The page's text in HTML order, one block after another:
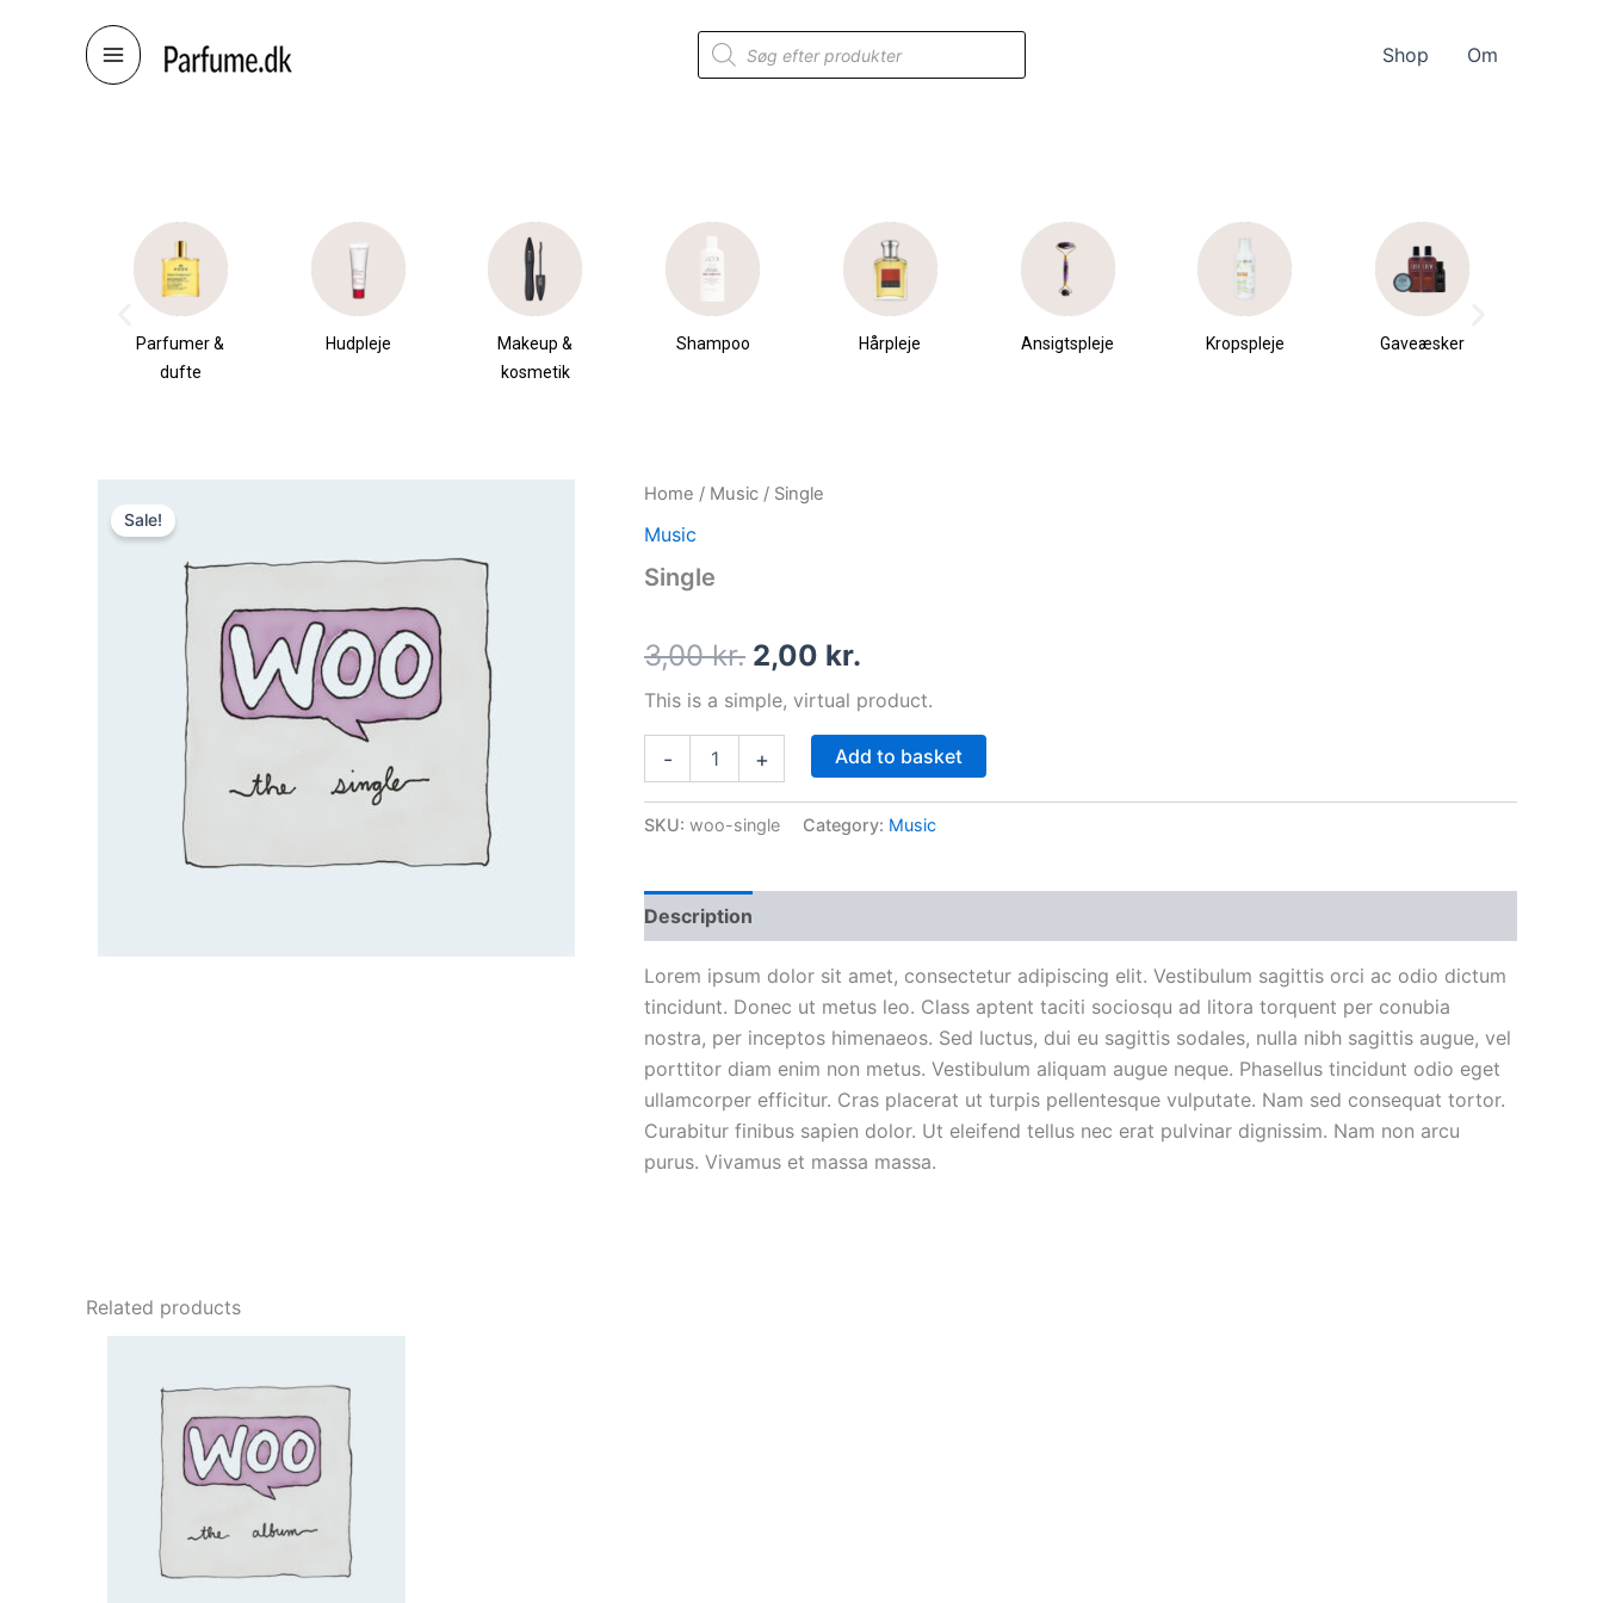
Products
search
Shop Om
Parfumer &
dufte
Hudpleje
Makeup &
kosmetik
Shampoo Hårpleje Ansigtspleje Kropspleje Gaveæsker
Sale!
Home / Music / Single
Music
Single
3,00kr.
Original
3,00 kr..
2,00 kr.
This is a simple, virtual product.
-
Single
+ Add to basket
SKU: woo-single Category: Music
Description
Lorem ipsum dolor sit amet, consectetur adipiscing elit. Vestibulum sagittis orci ac odio dictum
tincidunt. Donec ut metus leo. Class aptent taciti sociosqu ad litora torquent per conubia
nostra, per inceptos himenaeos. Sed luctus, dui eu sagittis sodales, nulla nibh sagittis augue, vel
porttitor diam enim non metus. Vestibulum aliquam augue neque. Phasellus tincidunt odio eget
ullamcorper efficitur. Cras placerat ut turpis pellentesque vulputate. Nam sed consequat tortor.
Curabitur finibus sapien dolor. Ut eleifend tellus nec erat pulvinar dignissim. Nam non arcu
purus. Vivamus et massa massa.
Related products